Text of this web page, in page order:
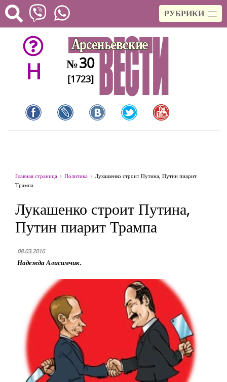
РУБРИКИ
H №30
[1723]
Главная страница Политика
Лукашенко строит Путина, Путин пиарит
Трампа
Лукашенко строит Путина,
Путин пиарит Трампа
08.03.2016
Надежда Алисимчик.